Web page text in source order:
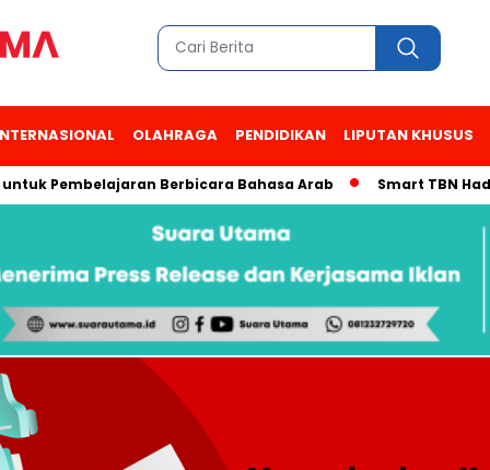
OLAHRAGA PENDIDIKAN LIPUTAN KHUSUS
Berbicara Bahasa Arab Smart TBN Hadir di